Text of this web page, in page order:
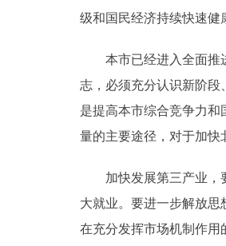
北京概况
绿色北京
级和国民经济持续快速健
本市已经进入全面推进
志，必须充分认识新阶段
是提高本市综合竞争力
量的主要途径，对于加快
加快发展第三产业，要
大就业。要进一步解放思
在充分发挥市场机制作用